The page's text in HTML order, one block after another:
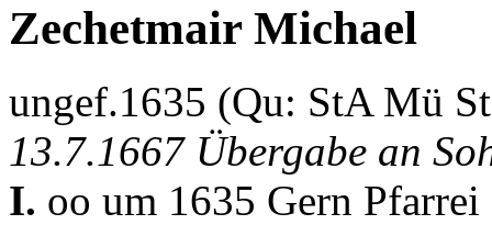
Zechetmair Michael
ungef.1635 (Qu: StA Mü
13.7.1667 Übergabe an
I. oo um 1635 Gern